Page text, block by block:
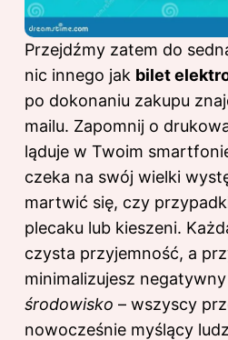
Przejdźmy zatem do
nic innego jak bilet
po dokonaniu zakupu
mailu. Zapomnij o
ląduje w Twoim
czeka na swój wielki
martwić się, czy
plecaku lub kieszeni.
czysta przyjemność, a
minimalizujesz negatywny
środowisko – wszyscy
nowocześnie myślący